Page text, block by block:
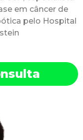
em câncer de
pelo Hospital